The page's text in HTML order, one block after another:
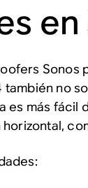
en
Sonos
no
es más